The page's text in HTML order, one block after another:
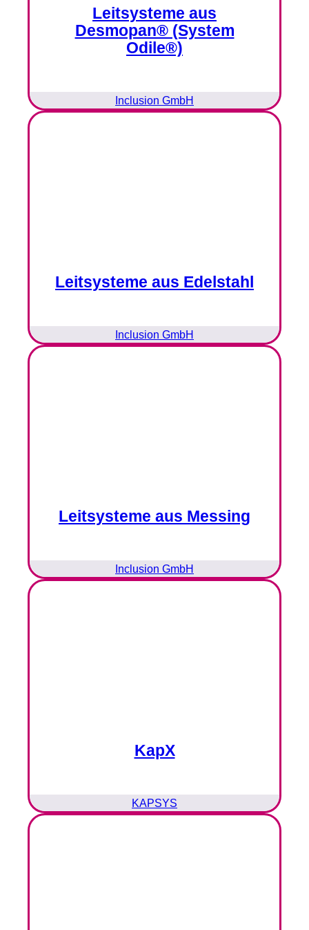
Leitsysteme aus
Desmopan® (System
Odile®)
Inclusion GmbH
Leitsysteme aus Edelstahl
Inclusion GmbH
Leitsysteme aus Messing
Inclusion GmbH
KapX
KAPSYS